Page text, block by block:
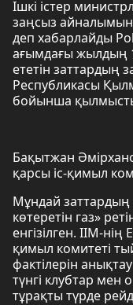
Ішкі істер
заңсыз
деп хабарлайды
ағымдағы жылдың
ететін заттардың
Республикасы
бойынша
Бақытжан
қарсы іс-қимыл
Мұндай заттардың
көтеретін газ»
енгізілген. ІІМ-
қимыл комитеті
фактілерін
түнгі клубтар
тұрақты түрде